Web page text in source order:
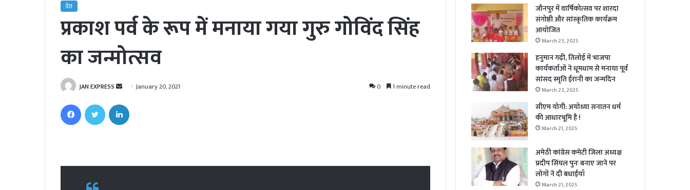
देश
प्रकाश पर्व के रूप में मनाया गया गुरु गोविंद सिंह
का जन्मोत्सव
JAN EXPRESS
d
January 20, 2021 0 1 minute read
जौनपुर में वार्षिकोत्सव पर शारदा
संगोष्ठी और सांस्कृतिक कार्यक्रम
आयोजित
March 23, 2025
हनुमान गढ़ी, तिलोई में भाजपा
कार्यकर्ताओं ने धूमधाम से मनाया पूर्व
सांसद स्मृति ईरानी का जन्मदिन
March 23, 2025
सीएम योगी: अयोध्या सनातन धर्म
की आधारभूमि है !
March 21, 2025
अमेठी कांग्रेस कमेटी जिला अध्यक्ष
प्रदीप सिंघल पुनः बनाए जाने पर
लोगों ने दी बधाईयाँ
March 21, 2025